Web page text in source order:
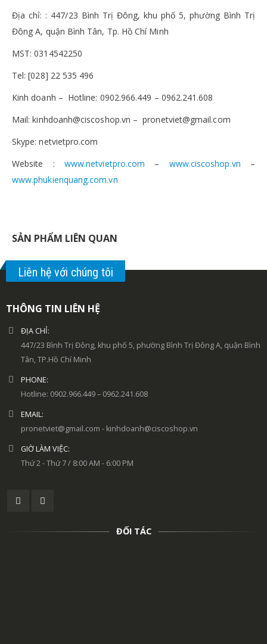
Địa chỉ: : 447/23 Bình Trị Đông, khu phố 5, phường Bình Trị
Đông A, quận Bình Tân, Tp. Hồ Chí Minh
MST: 0314542250
Tel: [028] 22 535 496
Kinh doanh – Hotline: 0902.966.449 – 0962.241.608
Mail: kinhdoanh@ciscoshop.vn – pronetviet@gmail.com
Skype: netvietpro.com
Website : www.netvietpro.com – www.ciscoshop.vn –
www.phukienquang.com.vn
SẢN PHẨM LIÊN QUAN
Liên hệ với chúng tôi
THÔNG TIN LIÊN HỆ
ĐỊA CHỈ:
447/23 Bình Trị Đông, khu phố 5, phường Bình Trị Đông A, quận Bình
Tân, TP.Hồ Chí Minh
PHONE:
Hotline: 0902.966.449 – 0962.241.608
EMAIL:
pronetviet@gmail.com - kinhdoanh@ciscoshop.vn
GIỜ LÀM VIỆC:
Thứ 2 - Thứ 7 / 8:00 AM - 6:00 PM
ĐỐI TÁC